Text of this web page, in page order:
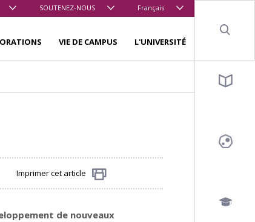
SOUTENEZ-NOUS Français
VIE DE CAMPUS L'UNIVERSITÉ
Imprimer cet article
de nouveaux